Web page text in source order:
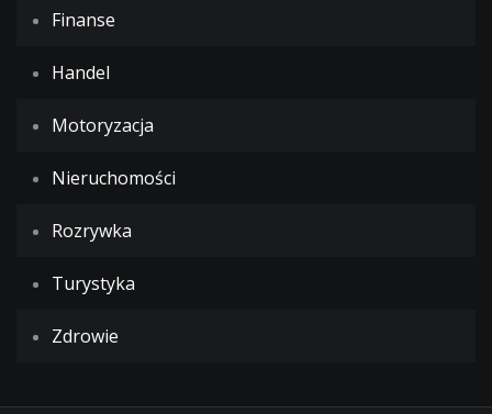
Finanse
Handel
Motoryzacja
Nieruchomości
Rozrywka
Turystyka
Zdrowie